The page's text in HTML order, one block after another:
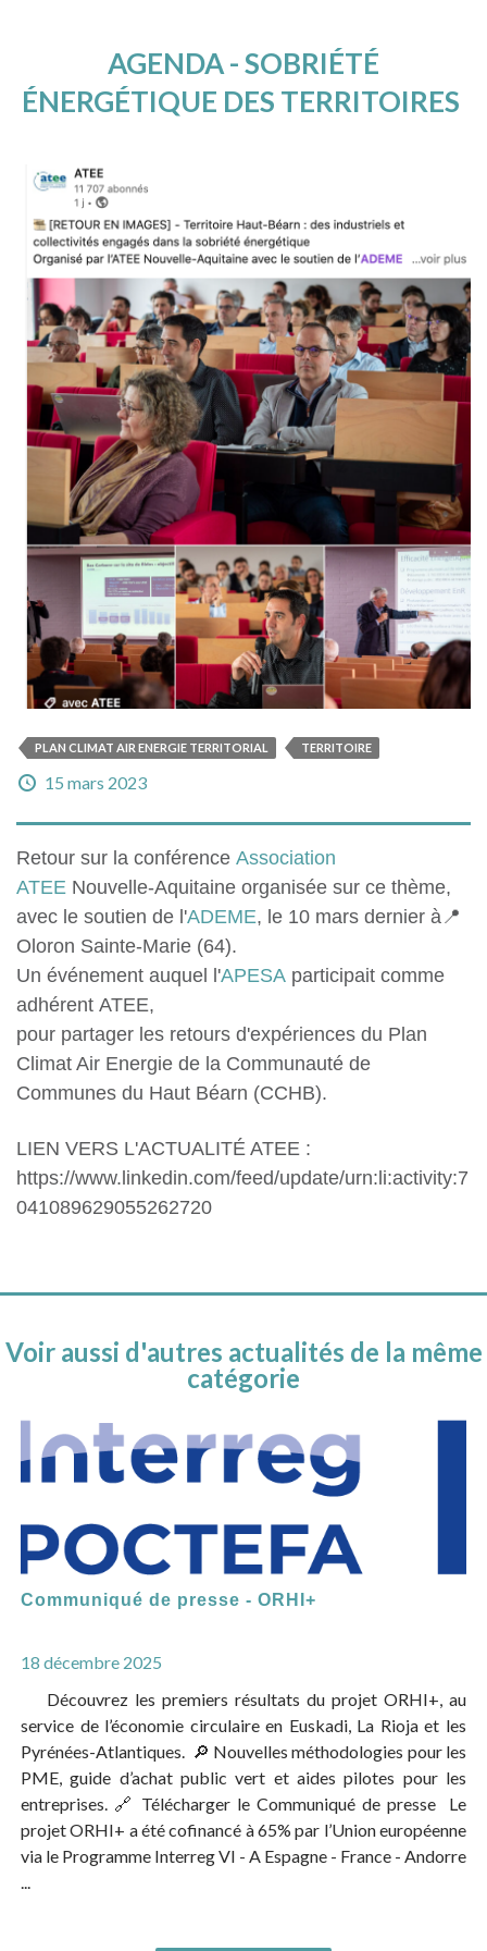
AGENDA - SOBRIÉTÉ
ÉNERGÉTIQUE DES TERRITOIRES
PLAN CLIMAT AIR ENERGIE TERRITORIAL TERRITOIRE
15 mars 2023
Retour sur la conférence Association
ATEE Nouvelle-Aquitaine organisée sur ce thème,
avec le soutien de l'ADEME, le 10 mars dernier à📍
Oloron Sainte-Marie (64).
Un événement auquel l'APESA participait comme
adhérent ATEE,
pour partager les retours d'expériences du Plan
Climat Air Energie de la Communauté de
Communes du Haut Béarn (CCHB).
LIEN VERS L'ACTUALITÉ ATEE :
https://www.linkedin.com/feed/update/urn:li:activity:7
041089629055262720
Voir aussi d'autres actualités de la même
catégorie
Communiqué de presse - ORHI+
18 décembre 2025
Découvrez les premiers résultats du projet ORHI+, au
service de l’économie circulaire en Euskadi, La Rioja et les
Pyrénées-Atlantiques. 🔎 Nouvelles méthodologies pour les
PME, guide d’achat public vert et aides pilotes pour les
entreprises. 🔗 Télécharger le Communiqué de presse Le
projet ORHI+ a été cofinancé à 65% par l’Union européenne
via le Programme Interreg VI - A Espagne - France - Andorre
...